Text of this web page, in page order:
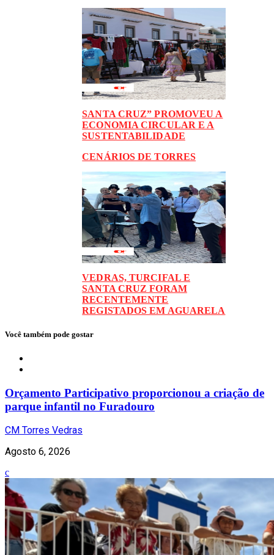
SANTA CRUZ” PROMOVEU A
ECONOMIA CIRCULAR E A
SUSTENTABILIDADE
CENÁRIOS DE TORRES
VEDRAS, TURCIFAL E
SANTA CRUZ FORAM
RECENTEMENTE
REGISTADOS EM AGUARELA
Você também pode gostar
Orçamento Participativo proporcionou a criação de
parque infantil no Furadouro
CM Torres Vedras
Agosto 6, 2026